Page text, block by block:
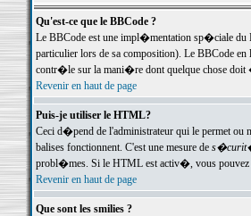
Qu'est-ce que le BBCode ?
Le BBCode est une impl�mentation sp�ciale du
particulier lors de sa composition). Le BBCode
contr�le sur la mani�re dont quelque chose doit
Revenir en haut de page
Puis-je utiliser le HTML?
Ceci d�pend de l'administrateur qui le permet
balises fonctionnent. C'est une mesure de
probl�mes. Si le HTML est activ�, vous pouvez
Revenir en haut de page
Que sont les smilies ?